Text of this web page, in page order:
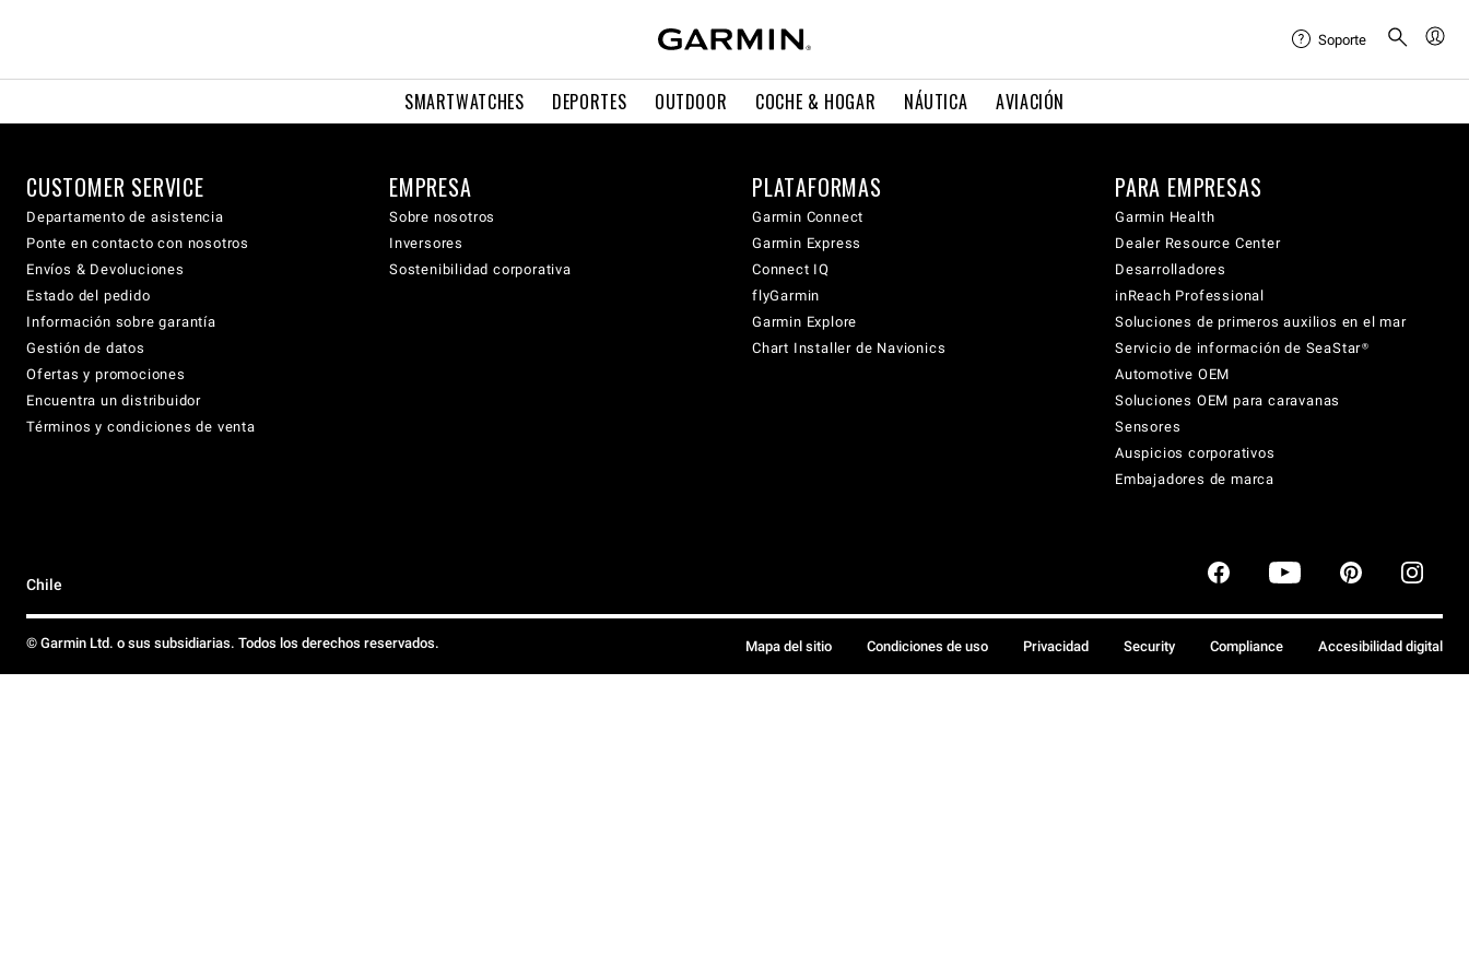
SMARTWATCHES DEPORTES OUTDOOR COCHE & HOGAR NÁUTICA AVIACIÓN
Soporte
CUSTOMER SERVICE
Departamento de asistencia
Ponte en contacto con nosotros
Envíos & Devoluciones
Estado del pedido
Información sobre garantía
Gestión de datos
Ofertas y promociones
Encuentra un distribuidor
Términos y condiciones de venta
EMPRESA
Sobre nosotros
Inversores
Sostenibilidad corporativa
PLATAFORMAS
Garmin Connect
Garmin Express
Connect IQ
flyGarmin
Garmin Explore
Chart Installer de Navionics
PARA EMPRESAS
Garmin Health
Dealer Resource Center
Desarrolladores
inReach Professional
Soluciones de primeros auxilios en el mar
Servicio de información de SeaStar®
Automotive OEM
Soluciones OEM para caravanas
Sensores
Auspicios corporativos
Embajadores de marca
Chile
© Garmin Ltd. o sus subsidiarias. Todos los derechos reservados. Mapa del sitio Condiciones de uso Privacidad Security Compliance Accesibilidad digital